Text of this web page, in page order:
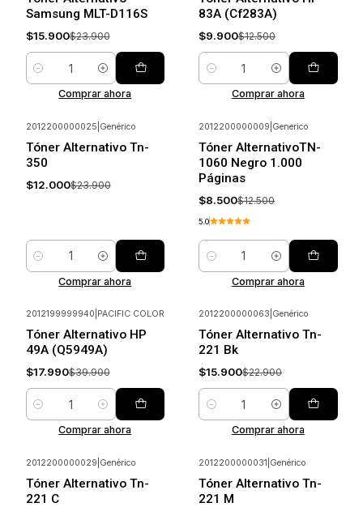
Samsung MLT-D116S
$15.900$23.900
Cantidad
Comprar ahora
83A (Cf283A)
$9.900$12.500
Cantidad
Comprar ahora
2012200000025 Genérico
Tóner Alternativo Tn-
350
$12.000$23.900
Cantidad
Comprar ahora
2012200000009 Generico
Tóner AlternativoTN-
1060 Negro 1.000
Páginas
$8.500$12.500
5.0
Cantidad
Comprar ahora
2012199999940 PACIFIC COLOR
Tóner Alternativo HP
49A (Q5949A)
$17.990$39.900
Cantidad
Comprar ahora
2012200000063 Genérico
Tóner Alternativo Tn-
221 Bk
$15.900$22.900
Cantidad
Comprar ahora
2012200000029 Genérico
Tóner Alternativo Tn-
221 C
2012200000031 Genérico
Tóner Alternativo Tn-
221 M